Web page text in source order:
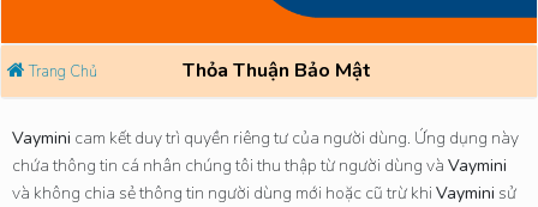
Trang Chủ Thỏa Thuận Bảo Mật
Vaymini cam kết duy trì quyền riêng tư của người dùng. Ứng dụng này
chứa thông tin cá nhân chúng tôi thu thập từ người dùng và Vaymini
và không chia sẻ thông tin người dùng mới hoặc cũ trừ khi Vaymini sử